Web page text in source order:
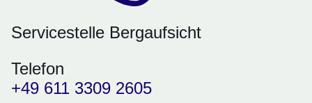
Servicestelle Bergaufsicht
Telefon
+49 611 3309 2605